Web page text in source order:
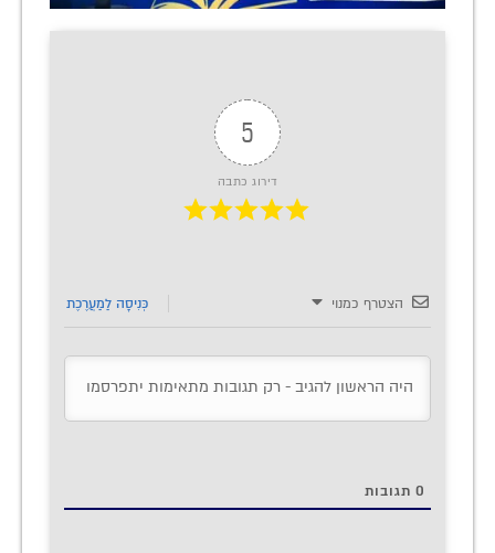
5
דירוג כתבה
הצטרף כמנוי כְּנִיסָה לַמַעֲרֶכֶת
0 תגובות